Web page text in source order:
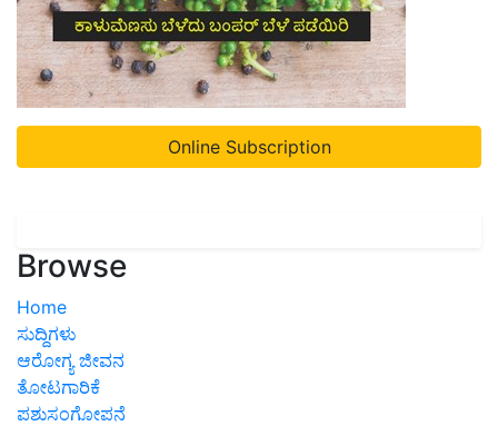
Online Subscription
Browse
Home
ಸುದ್ದಿಗಳು
ಆರೋಗ್ಯ ಜೀವನ
ತೋಟಗಾರಿಕೆ
ಪಶುಸಂಗೋಪನೆ